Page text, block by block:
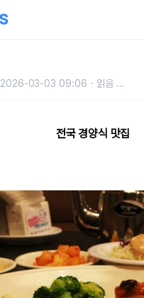
2026-03-03 09:06 읽음 ...
전국 경양식 맛집